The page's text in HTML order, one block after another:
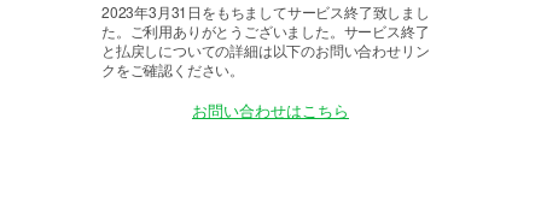
2023年3月31日をもちましてサービス終了致しまし
た。
ご利用ありがとうございました。サービス終了
と払戻しについての詳細は以下のお問い合わせリン
クをご確認ください。
お問い合わせはこちら